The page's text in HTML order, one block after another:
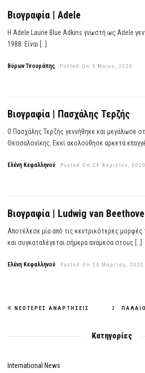
Βιογραφία | Adele
Η Adele Laurie Blue Adkins γνωστή ως Adele
1988. Είναι […]
Βύρων Τσουράπης Posted On 5 Μαΐου, 2020
Βιογραφία | Πασχάλης Τερζής
Ο Πασχάλης Τερζής γεννήθηκε και μεγάλωσε
Θεσσαλονίκης. Εκεί ακολούθησε αρκετά
Ελένη Κεφαλληνού Posted On 24 Απριλίου, 2020
Βιογραφία | Ludwig van
Αποτέλεσε μία από τις κεντρικότερες μορφές
και συγκαταλέγεται σήμερα ανάμεσα στους […]
Ελένη Κεφαλληνού Posted On 26 Μαρτίου, 2020
2
ΝΕΌΤΕΡΕΣ ΑΝΑΡΤΉΣΕΙΣ
Κατηγορίες
International News